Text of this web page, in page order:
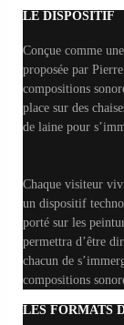
LE DISPOSITIF
Conçue comme
proposée par
compositions
place sur des
de laine pour
Chaque visiteur
un dispositif
porté sur les
permettra d’être
chacun de
compositions
LES FORMATS